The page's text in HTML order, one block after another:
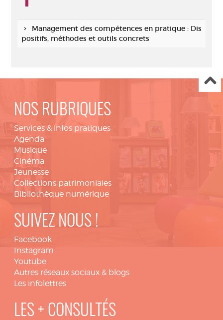
Management des compétences en pratique : Dis
positifs, méthodes et outils concrets
NOS RUBRIQUES
Services & infos pratiques
Agenda
Musique
Cinéma
Jeunesse
Collections patrimoniales
Bibliothèque numérique
SUIVEZ NOUS !
Facebook
Instagram
Youtube
Autres réseaux sociaux & blogs
Les infolettres
LES + CONSULTÉS